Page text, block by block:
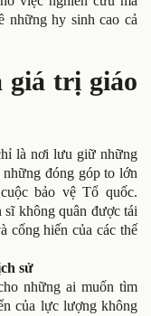
những hy sinh cao cả
giá trị giáo
là nơi lưu giữ những
đóng góp to lớn
bảo vệ Tổ quốc.
sĩ không quân được tái
cống hiến của các thế
sử
những ai muốn tìm
của lực lượng không